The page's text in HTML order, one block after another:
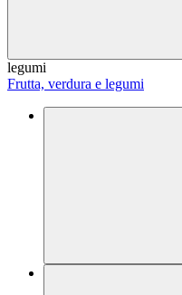
legumi
Frutta, verdura e legumi